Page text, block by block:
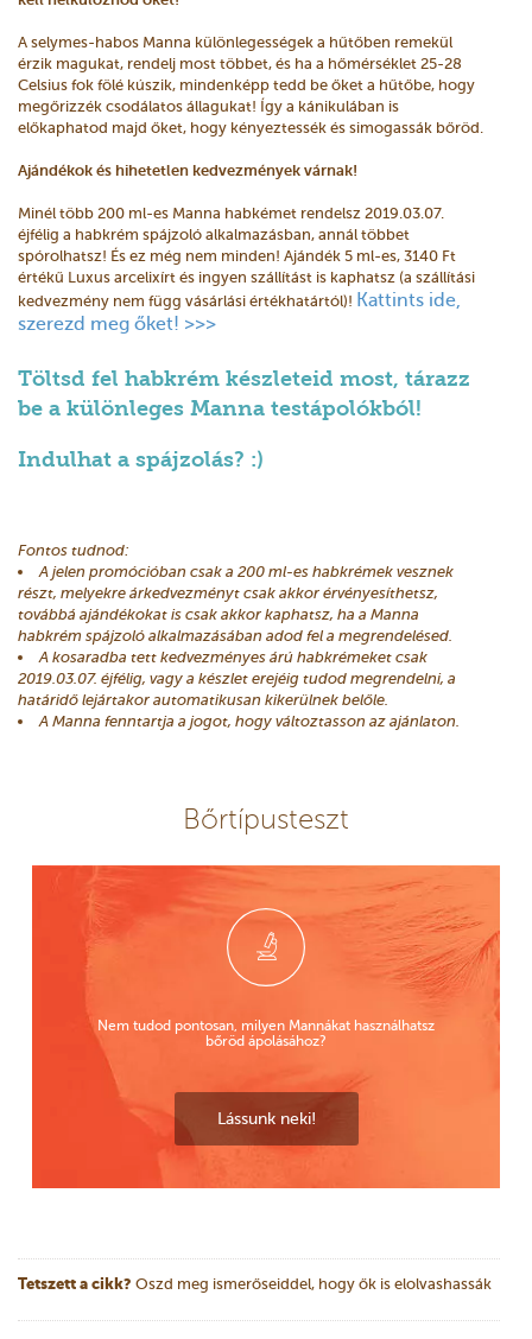
A selymes-habos Manna különlegességek a hűtőben remekül
érzik magukat, rendelj most többet, és ha a hőmérséklet 25-28
Celsius fok fölé kúszik, mindenképp tedd be őket a hűtőbe, hogy
megőrizzék csodálatos állagukat! Így a kánikulában is
előkaphatod majd őket, hogy kényeztessék és simogassák bőröd.
Ajándékok és hihetetlen kedvezmények várnak!
Minél több 200 ml-es Manna habkémet rendelsz 2019.03.07.
éjfélig a habkrém spájzoló alkalmazásban, annál többet
spórolhatsz! És ez még nem minden! Ajándék 5 ml-es, 3140 Ft
értékű Luxus arcelixírt és ingyen szállítást is kaphatsz (a szállítási
kedvezmény nem függ vásárlási értékhatártól)! Kattints ide,
szerezd meg őket! >>>
Töltsd fel habkrém készleteid most, tárazz
be a különleges Manna testápolókból!
Indulhat a spájzolás? :)
Fontos tudnod:
A jelen promócióban csak a 200 ml-es habkrémek vesznek
részt, melyekre árkedvezményt csak akkor érvényesíthetsz,
továbbá ajándékokat is csak akkor kaphatsz, ha a Manna
habkrém spájzoló alkalmazásában adod fel a megrendelésed.
A kosaradba tett kedvezményes árú habkrémeket csak
2019.03.07. éjfélig, vagy a készlet erejéig tudod megrendelni, a
határidő lejártakor automatikusan kikerülnek belőle.
A Manna fenntartja a jogot, hogy változtasson az ajánlaton.
Bőrtípusteszt
Nem tudod pontosan, milyen Mannákat használhatsz
bőröd ápolásához?
Lássunk neki!
Tetszett a cikk? Oszd meg ismerőseiddel, hogy ők is elolvashassák